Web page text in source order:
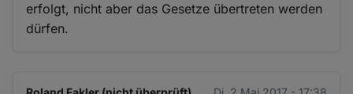
erfolgt, nicht aber das Gesetze übertreten werden
dürfen.